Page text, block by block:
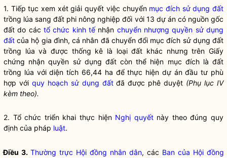
1. Tiếp tục xem xét giải quyết việc chuyển mục đích sử dụng đất
trồng lúa sang đất phi nông nghiệp đối với 13 dự án có nguồn gốc
đất do các tổ chức kinh tếnhận chuyển nhượng quyền sử dụng
đất của hộ gia đình, cá nhân đã chuyển đổi mục đích sử dụng đất
trồng lúa và được thống kê là loại đất khác nhưng trên Giấy
chứng nhận quyền sử dụng đất còn thể hiện mục đích là đất
trồng lúa với diện tích 66,44 ha để thực hiện dự án đầu tư phù
hợp với quy hoạch sử dụng đấtđã được phê duyệt (Phụ lục IV
kèm theo).
2. Tổ chức triển khai thực hiện Nghị quyếtnày theo đúng quy
định của pháp luật.
Điều 3. Thường trực Hội đồng nhân dân, các Ban của Hội đồng